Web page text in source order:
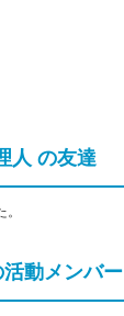
人 の友達
動メンバー